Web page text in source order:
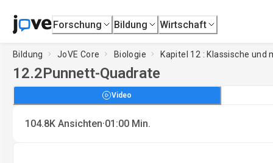
Forschung Bildung Wirtschaft
Bildung JoVE Core Biologie Kapitel 12 : Klassische und
12.2Punnett-Quadrate
Video
104.8K Ansichten·01:00 Min.